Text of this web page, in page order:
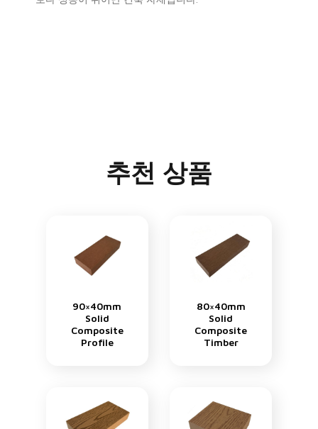
추천 상품
90×40mm
Solid
Composite
Profile
80×40mm
Solid
Composite
Timber